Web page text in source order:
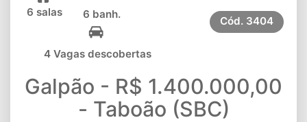
6 salas 6 banh.
4 Vagas descobertas
Cód. 3404
Galpão - R$ 1.400.000,00
- Taboão (SBC)